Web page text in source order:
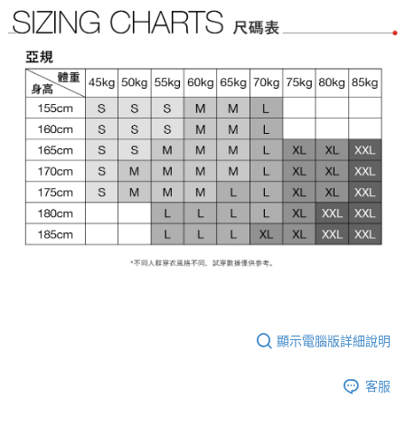
顯示電腦版詳細說明
客服